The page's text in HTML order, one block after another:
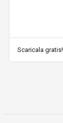
Scaricala gratis!